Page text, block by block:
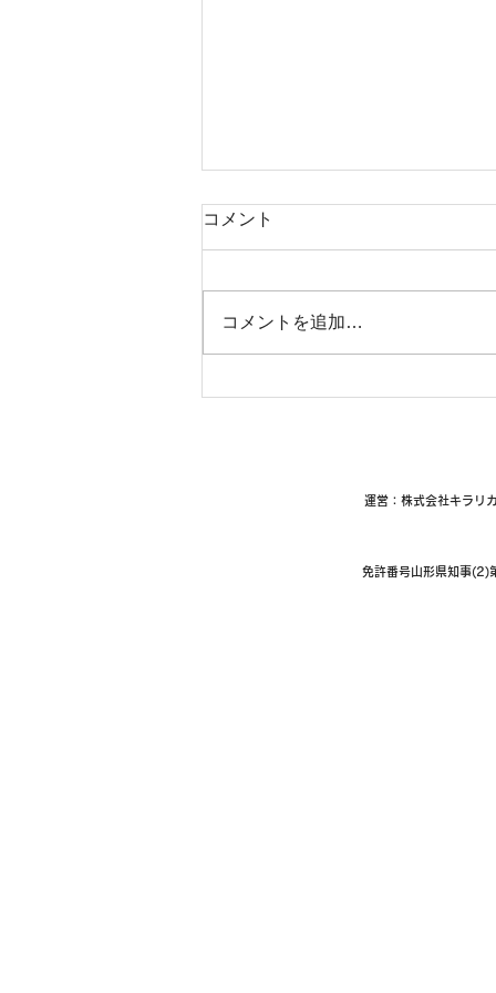
新着 収益物件
コメント
コメントを追加…
運営：株式会社キラリ
免許番号山形県知事